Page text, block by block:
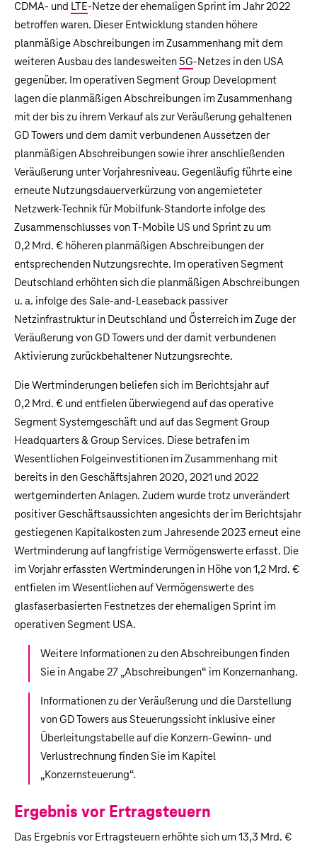
CDMA- und LTE-Netze der ehemaligen Sprint im Jahr 2022
betroffen waren. Dieser Entwicklung standen höhere
planmäßige Abschreibungen im Zusammenhang mit dem
weiteren Ausbau des landesweiten5G-Netzes in den USA
gegenüber. Im operativen Segment Group Development
lagen die planmäßigen Abschreibungen im Zusammenhang
mit der bis zu ihrem Verkauf als zur Veräußerung gehaltenen
GD Towers und dem damit verbundenen Aussetzen der
planmäßigen Abschreibungen sowie ihrer anschließenden
Veräußerung unter Vorjahresniveau. Gegenläufig führte eine
erneute Nutzungsdauerverkürzung von angemieteter
Netzwerk-Technik für Mobilfunk-Standorte infolge des
Zusammenschlusses von T‑Mobile US und Sprint zu um
0,2 Mrd. € höheren planmäßigen Abschreibungen der
entsprechenden Nutzungsrechte. Im operativen Segment
Deutschland erhöhten sich die planmäßigen Abschreibungen
u. a. infolge des Sale-and-Leaseback passiver
Netzinfrastruktur in Deutschland und Österreich im Zuge der
Veräußerung von GD Towers und der damit verbundenen
Aktivierung zurückbehaltener Nutzungsrechte.
Die Wertminderungen beliefen sich im Berichtsjahr auf
0,2 Mrd. € und entfielen überwiegend auf das operative
Segment Systemgeschäft und auf das Segment Group
Headquarters & Group Services. Diese betrafen im
Wesentlichen Folgeinvestitionen im Zusammenhang mit
bereits in den Geschäftsjahren 2020, 2021 und 2022
wertgeminderten Anlagen. Zudem wurde trotz unverändert
positiver Geschäftsaussichten angesichts der im Berichtsjahr
gestiegenen Kapitalkosten zum Jahresende 2023 erneut eine
Wertminderung auf langfristige Vermögenswerte erfasst. Die
im Vorjahr erfassten Wertminderungen in Höhe von1,2 Mrd. €
entfielen im Wesentlichen auf Vermögenswerte des
glasfaserbasierten Festnetzes der ehemaligen Sprint im
operativen Segment USA.
Weitere Informationen zu den Abschreibungen finden
Sie in Angabe 27 „Abschreibungen“ im Konzernanhang.
Informationen zu der Veräußerung und die Darstellung
von GD Towers aus Steuerungssicht inklusive einer
Überleitungstabelle auf die Konzern-Gewinn- und
Verlustrechnung finden Sie im Kapitel
„Konzernsteuerung“.
Ergebnis vor Ertragsteuern
Das Ergebnis vor Ertragsteuern erhöhte sich um 13,3 Mrd. €